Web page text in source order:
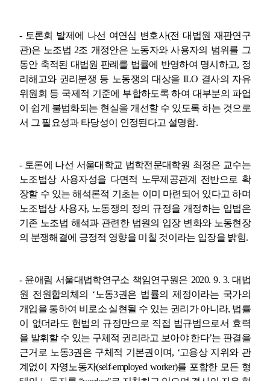
- 토론회 발제에 나선 여연심 변호사(전 대법원 재판연구
관)은 노조법 2조 개정안은 노동자와 사용자의 범위를 그
동안 축적된 대법원 판례를 법률에 반영하여 명시하고, 정
리해고와 권리분쟁 등 노동쟁의 대상을 ILO 결사의 자유
위원회 등 국제적 기준에 부합하도록 하여 대부분의 파업
이 쉽게 불법화되는 현실을 개선할 수 있도록 하는 것으로
서 그 필요성과 타당성이 인정된다고 설명함.
- 토론에 나선 서울대학교 법학전문대학원 최정은 교수는
노조법상 사용자성을 다면적 노무제공관계 전반으로 확
장할 수 있는 해석론적 기초는 이미 마련되어 있다고 하며
노조법상 사용자, 노동쟁의 정의 규정을 개정하는 입법은
기존 노조법 해석과 관련한 법원의 입장 변화와 노동현장
의 분쟁해결에 긍정적 영향을 미칠 것이라는 입장을 밝힘.
- 윤애림 서울대법학연구소 책임연구원은 2020. 9. 3.대법
원 전원합의체의 ‘노동3권은 법률의 제정이라는 국가의
개입을 통하여 비로소 실현될 수 있는 권리가 아니라, 법률
이 없더라도 헌법의 규정만으로 직접 법규범으로서 효력
을 발휘할 수 있는 구체적 권리라고 보아야 한다’는 판결을
근거로 노동3권은 구체적 기본권이며, ‘고용상 지위와 관
계없이 자영노동자(self-employed worker)를 포함한 모든 형